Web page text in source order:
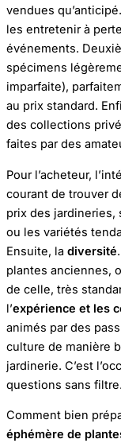
vendues
les entretenir à
événements.
spécimens
imparfaite),
au prix standard.
des collections
faites par des
Pour l’acheteur,
courant de trouver
prix des jardineries,
ou les variétés
Ensuite, la diversité
plantes anciennes,
de celle, très
l’expérience et les
animés par des
culture de manière
jardinerie. C’est
questions sans filtre.
Comment bien
éphémère de